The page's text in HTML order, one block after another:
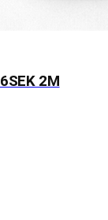
2M